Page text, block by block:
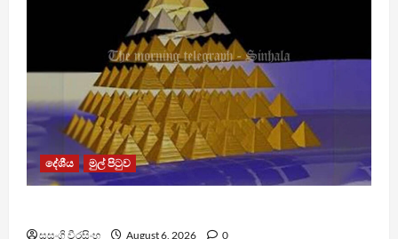
දේශීය මුල් පිටුව
සසංගි වීරසිංහ August 6, 2026 0